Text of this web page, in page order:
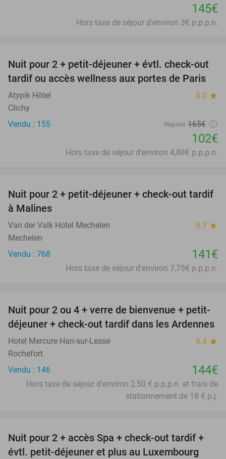
145€
Hors taxe de séjour d'environ 3€ p.p.p.n.
38%
Nuit pour 2 + petit-déjeuner + évtl. check-out
tardif ou accès wellness aux portes de Paris
Atypik Hôtel 8.0 star
Clichy
Vendu : 155
Régulier 165€
102€
Hors taxe de séjour d'environ 4,88€ p.p.p.n.
Nuit pour 2 + petit-déjeuner + check-out tardif
à Malines
Van der Valk Hotel Mechelen 9.7 star
Mechelen
Vendu : 768
141€
Hors taxe de séjour d'environ 7,75€ p.p.p.n.
Nuit pour 2 ou 4 + verre de bienvenue + petit-
déjeuner + check-out tardif dans les Ardennes
Hotel Mercure Han-sur-Lesse 9.4 star
Rochefort
Vendu : 146
144€
Hors taxe de séjour d'environ 2,50 € p.p.p.n. et frais de
stationnement de 18 € p.j.
17%
Nuit pour 2 + accès Spa + check-out tardif +
évtl. petit-déjeuner et plus au Luxembourg